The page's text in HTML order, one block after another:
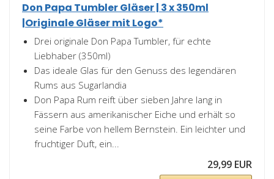
Don Papa Tumbler Gläser | 3 x 350ml
|Originale Gläser mit Logo*
Drei originale Don Papa Tumbler, für echte
Liebhaber (350ml)
Das ideale Glas für den Genuss des legendären
Rums aus Sugarlandia
Don Papa Rum reift über sieben Jahre lang in
Fässern aus amerikanischer Eiche und erhält so
seine Farbe von hellem Bernstein. Ein leichter und
fruchtiger Duft, ein...
29,99 EUR